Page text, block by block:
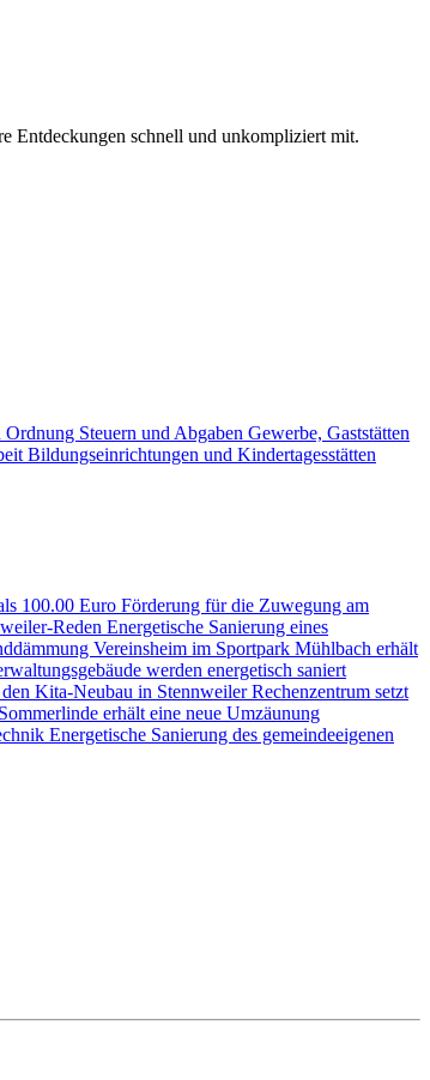
Entdeckungen schnell und unkompliziert mit.
Ordnung Steuern und Abgaben Gewerbe, Gaststätten
Bildungseinrichtungen und Kindertagesstätten
100.00 Euro Förderung für die Zuwegung am
Reden Energetische Sanierung eines
Vereinsheim im Sportpark Mühlbach erhält
werden energetisch saniert
Kita-Neubau in StennweilerRechenzentrum setzt
erhält eine neue Umzäunung
Energetische Sanierung des gemeindeeigenen